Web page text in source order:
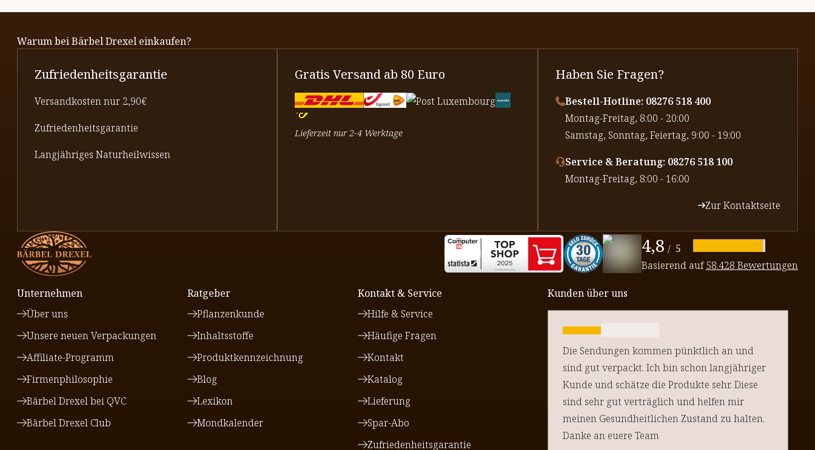
Warum bei Bärbel Drexel einkaufen?
Zufriedenheitsgarantie
Versandkosten nur 2,90€
Zufriedenheitsgarantie
Langjähriges Naturheilwissen
Gratis Versand ab 80 Euro
Lieferzeit nur 2-4 Werktage
Haben Sie Fragen?
Bestell-Hotline: 08276 518 400
⁠Montag-Freitag, 8:00 - 20:00
⁠Samstag, Sonntag, Feiertag, 9:00 - 19:00
Service & Beratung: 08276 518 100
⁠Montag-Freitag, 8:00 - 16:00
Zur Kontaktseite
4,8 / 5
Basierend auf58.428 Bewertungen
Unternehmen
Über uns
Unsere neuen Verpackungen
Affiliate-Programm
Firmenphilosophie
Bärbel Drexel bei QVC
Bärbel Drexel Club
Ratgeber
Pflanzenkunde
Inhaltsstoffe
Produktkennzeichnung
Blog
Lexikon
Mondkalender
Kontakt & Service
Hilfe & Service
Häufige Fragen
Kontakt
Katalog
Lieferung
Spar-Abo
Zufriedenheitsgarantie
Kunden über uns
Die Sendungen kommen pünktlich an und
sind gut verpackt. Ich bin schon langjähriger
Kunde und schätze die Produkte sehr. Diese
sind sehr gut verträglich und helfen mir
meinen Gesundheitlichen Zustand zu halten.
Danke an euere Team